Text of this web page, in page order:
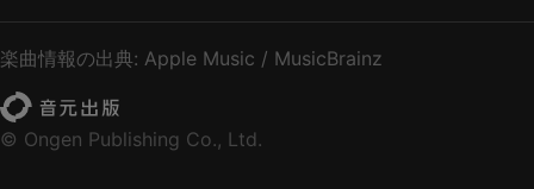
楽曲情報の出典: Apple Music / MusicBrainz
© Ongen Publishing Co., Ltd.